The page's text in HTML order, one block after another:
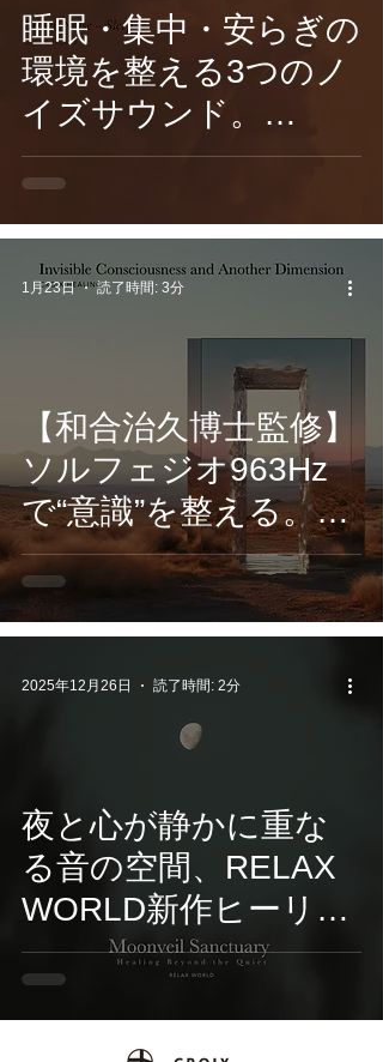
睡眠・集中・安らぎの
環境を整える3つのノ
イズサウンド。
Bajune
Tobeta『Brown
Noise』『White
Noise』『Pink
【和合治久博士監修】
ソルフェジオ963Hz
で“意識”を整える。
CROIX HEALING最新
ヒーリングアルバム
配信開始
1月23日 読了時間: 3分
夜と心が静かに重な
る音の空間、RELAX
WORLD新作ヒーリン
グアルバムを12月26
日配信
2025年12月26日 読了時間: 2分